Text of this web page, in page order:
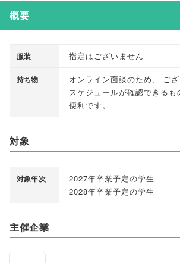
概要
服装 指定はございません
持ち物 オンライン面談のため ご
スケジュールが確認できるも
便利です 。
対象
対象年次
2027年卒業予定の学生
2028年卒業予定の学生
主催企業